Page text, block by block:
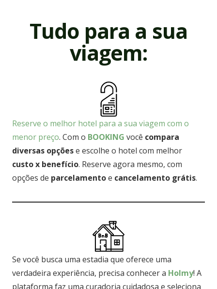
Tudo para a sua
viagem:
Reserve o melhor hotel para a sua viagem com o
menor preço. Com o BOOKING você compara
diversas opçõese escolhe o hotel com melhor
custo x benefício. Reserve agora mesmo, com
opções de parcelamentoe cancelamento grátis.
Se você busca uma estadia que oferece uma
verdadeira experiência, precisa conhecer a Holmy! A
plataforma faz uma curadoria cuidadosa e seleciona